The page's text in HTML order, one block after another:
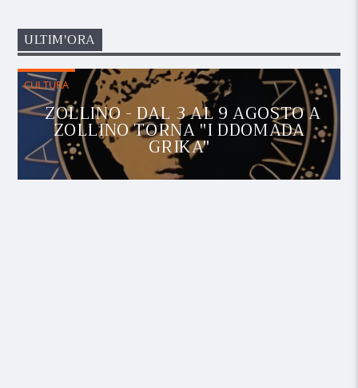
ULTIM'ORA
CULTURA
ZOLLINO - DAL 3 AL 9 AGOSTO A
ZOLLINO TORNA "I DDOMADA
GRIKA"